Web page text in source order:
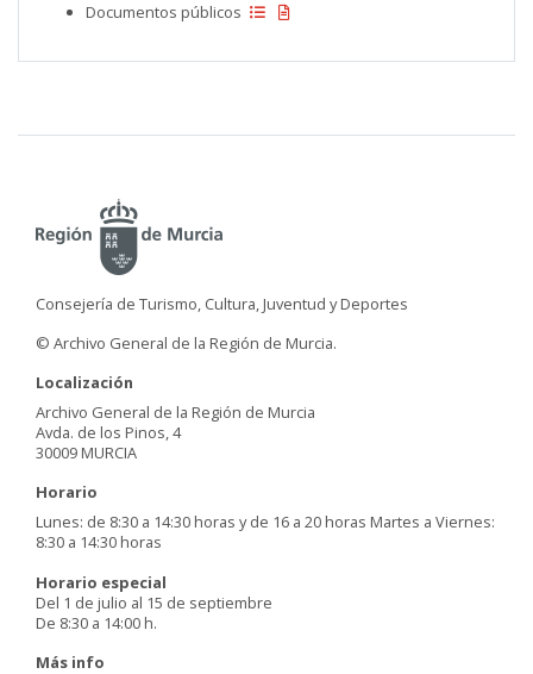
Documentos públicos
Consejería de Turismo, Cultura, Juventud y Deportes
© Archivo General de la Región de Murcia.
Localización
Archivo General de la Región de Murcia
Avda. de los Pinos, 4
30009 MURCIA
Horario
Lunes: de 8:30 a 14:30 horas y de 16 a 20 horas Martes a Viernes:
8:30 a 14:30 horas
Horario especial
Del 1 de julio al 15 de septiembre
De 8:30 a 14:00 h.
Más info